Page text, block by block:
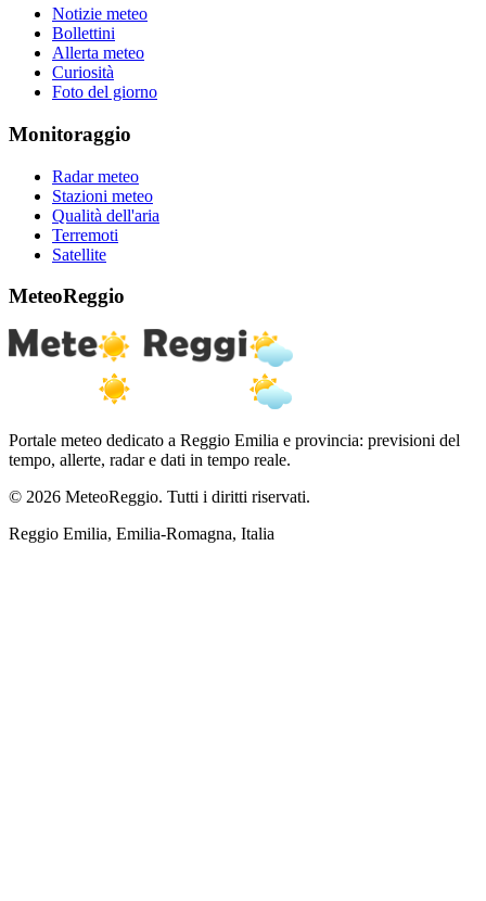
Notizie meteo
Bollettini
Allerta meteo
Curiosità
Foto del giorno
Monitoraggio
Radar meteo
Stazioni meteo
Qualità dell'aria
Terremoti
Satellite
MeteoReggio
Portale meteo dedicato a Reggio Emilia e provincia: previsioni del
tempo, allerte, radar e dati in tempo reale.
© 2026 MeteoReggio. Tutti i diritti riservati.
Reggio Emilia, Emilia-Romagna, Italia